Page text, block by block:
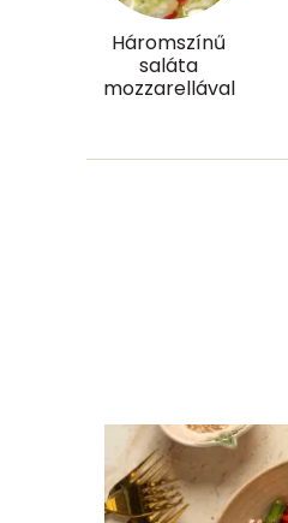
Szénhidrát
Összesen
Összesen
A vitamin
Háromszínű
saláta
mozzarellával